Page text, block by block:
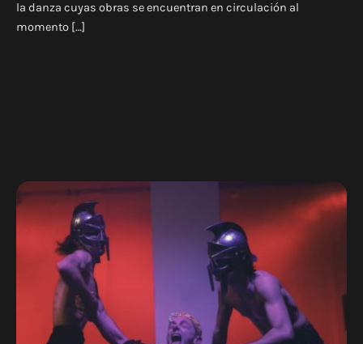
la danza cuyas obras se encuentran en circulación al
momento […]